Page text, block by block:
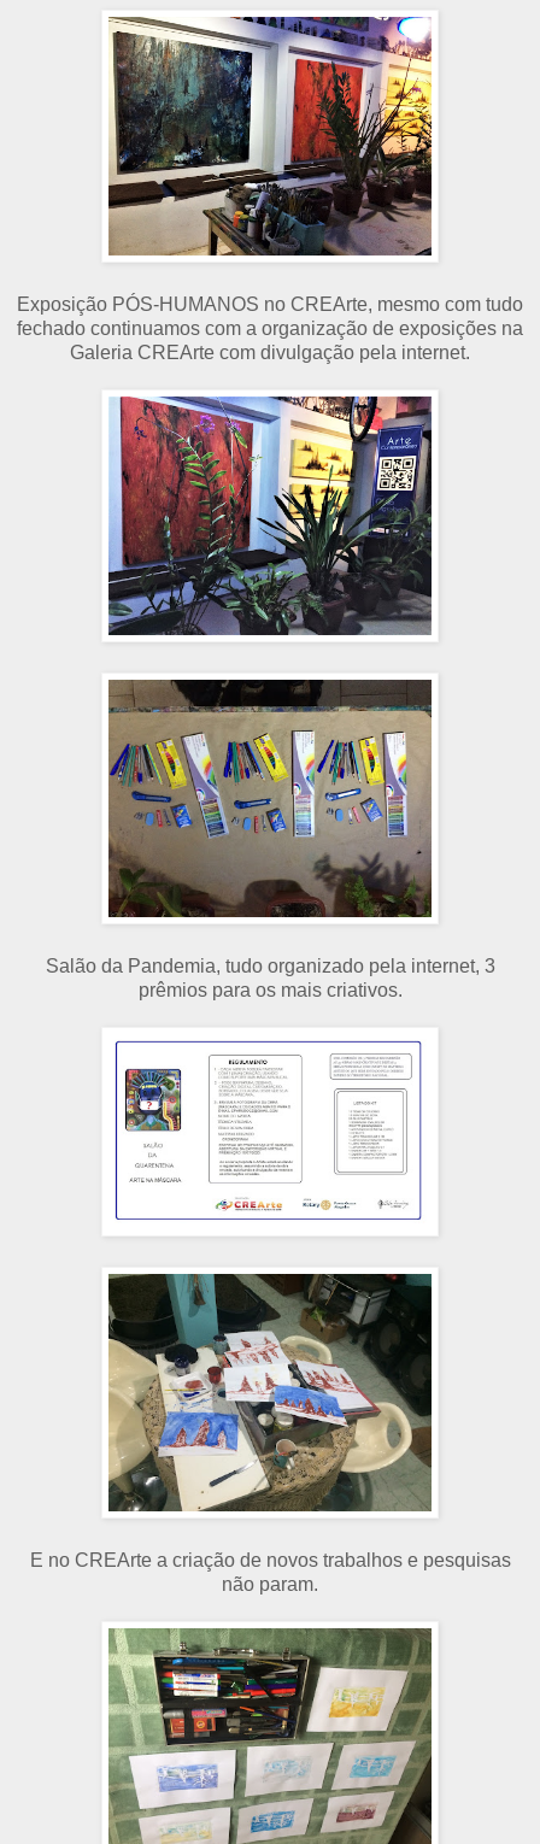
Exposição PÓS-HUMANOS no CREArte, mesmo com tudo
fechado continuamos com a organização de exposições na
Galeria CREArte com divulgação pela internet.
Salão da Pandemia, tudo organizado pela internet, 3
prêmios para os mais criativos.
E no CREArte a criação de novos trabalhos e pesquisas
não param.